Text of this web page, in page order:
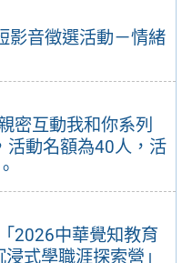
影音徵選活動－情緒
密互動我和你系列
活動名額為40人，活
2026中華覺知教育
式學職涯探索營」